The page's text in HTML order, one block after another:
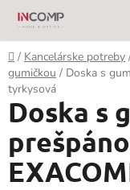
Prejsť
obsah
Domov
/ Kancelárske potreby
gumičkou / Doska s
tyrkysová
Doska s